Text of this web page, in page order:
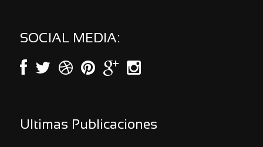
SOCIAL MEDIA:
Ultimas Publicaciones